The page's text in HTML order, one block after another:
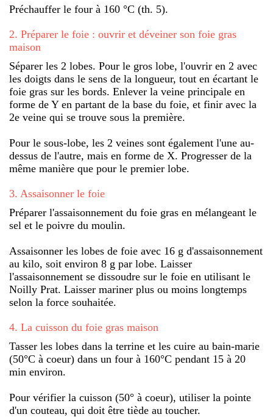
Préchauffer le four à 160 °C (th. 5).
2. Préparer le foie : ouvrir et déveiner son foie gras
maison
Séparer les 2 lobes. Pour le gros lobe, l'ouvrir en 2 avec
les doigts dans le sens de la longueur, tout en écartant le
foie gras sur les bords. Enlever la veine principale en
forme de Y en partant de la base du foie, et finir avec la
2e veine qui se trouve sous la première.
Pour le sous-lobe, les 2 veines sont également l'une au-
dessus de l'autre, mais en forme de X. Progresser de la
même manière que pour le premier lobe.
3. Assaisonner le foie
Préparer l'assaisonnement du foie gras en mélangeant le
sel et le poivre du moulin.
Assaisonner les lobes de foie avec 16 g d'assaisonnement
au kilo, soit environ 8 g par lobe. Laisser
l'assaisonnement se dissoudre sur le foie en utilisant le
Noilly Prat. Laisser mariner plus ou moins longtemps
selon la force souhaitée.
4. La cuisson du foie gras maison
Tasser les lobes dans la terrine et les cuire au bain-marie
(50°C à coeur) dans un four à 160°C pendant 15 à 20
min environ.
Pour vérifier la cuisson (50° à coeur), utiliser la pointe
d'un couteau, qui doit être tiède au toucher.